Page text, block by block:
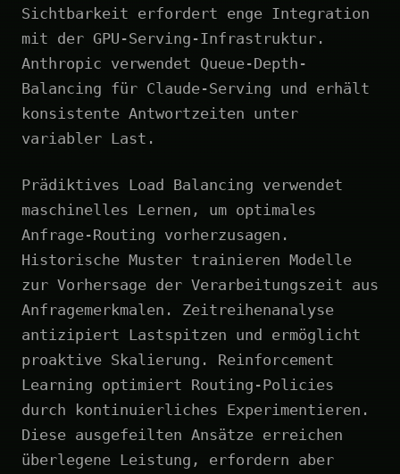
Sichtbarkeit erfordert enge Integration
mit der GPU-Serving-Infrastruktur.
Anthropic verwendet Queue-Depth-
Balancing für Claude-Serving und erhält
konsistente Antwortzeiten unter
variabler Last.
Prädiktives Load Balancing verwendet
maschinelles Lernen, um optimales
Anfrage-Routing vorherzusagen.
Historische Muster trainieren Modelle
zur Vorhersage der Verarbeitungszeit aus
Anfragemerkmalen. Zeitreihenanalyse
antizipiert Lastspitzen und ermöglicht
proaktive Skalierung. Reinforcement
Learning optimiert Routing-Policies
durch kontinuierliches Experimentieren.
Diese ausgefeilten Ansätze erreichen
überlegene Leistung, erfordern aber